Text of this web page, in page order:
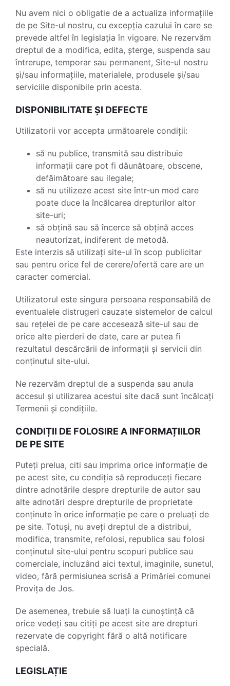
Nu avem nici o obligatie de a actualiza informațiile
de pe Site-ul nostru, cu excepția cazului în care se
prevede altfel în legislația în vigoare. Ne rezervăm
dreptul de a modifica, edita, șterge, suspenda sau
întrerupe, temporar sau permanent, Site-ul nostru
și/sau informațiile, materialele, produsele și/sau
serviciile disponibile prin acesta.
DISPONIBILITATE ȘI DEFECTE
Utilizatorii vor accepta următoarele condiții:
să nu publice, transmită sau distribuie
informații care pot fi dăunătoare, obscene,
defăimătoare sau ilegale;
să nu utilizeze acest site într-un mod care
poate duce la încălcarea drepturilor altor
site-uri;
să obțină sau să încerce să obțină acces
neautorizat, indiferent de metodă.
Este interzis să utilizați site-ul în scop publicitar
sau pentru orice fel de cerere/ofertă care are un
caracter comercial.
Utilizatorul este singura persoana responsabilă de
eventualele distrugeri cauzate sistemelor de calcul
sau rețelei de pe care accesează site-ul sau de
orice alte pierderi de date, care ar putea fi
rezultatul descărcării de informații și servicii din
conținutul site-ului.
Ne rezervăm dreptul de a suspenda sau anula
accesul și utilizarea acestui site dacă sunt încălcați
Termenii și condițiile.
CONDIȚII DE FOLOSIRE A INFORMAȚIILOR
DE PE SITE
Puteți prelua, citi sau imprima orice informație de
pe acest site, cu condiția să reproduceți fiecare
dintre adnotările despre drepturile de autor sau
alte adnotări despre drepturile de proprietate
conținute în orice informație pe care o preluați de
pe site. Totuși, nu aveți dreptul de a distribui,
modifica, transmite, refolosi, republica sau folosi
conținutul site-ului pentru scopuri publice sau
comerciale, incluzând aici textul, imaginile, sunetul,
video, fără permisiunea scrisă a Primăriei comunei
Provița de Jos.
De asemenea, trebuie să luați la cunoștință că
orice vedeți sau citiți pe acest site are drepturi
rezervate de copyright fără o altă notificare
specială.
LEGISLAȚIE